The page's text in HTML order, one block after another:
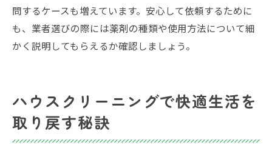
問するケースも増えています。安心して依頼するために
も、業者選びの際には薬剤の種類や使用方法について細
かく説明してもらえるか確認しましょう。
ハウスクリーニングで快適生活を
取り戻す秘訣